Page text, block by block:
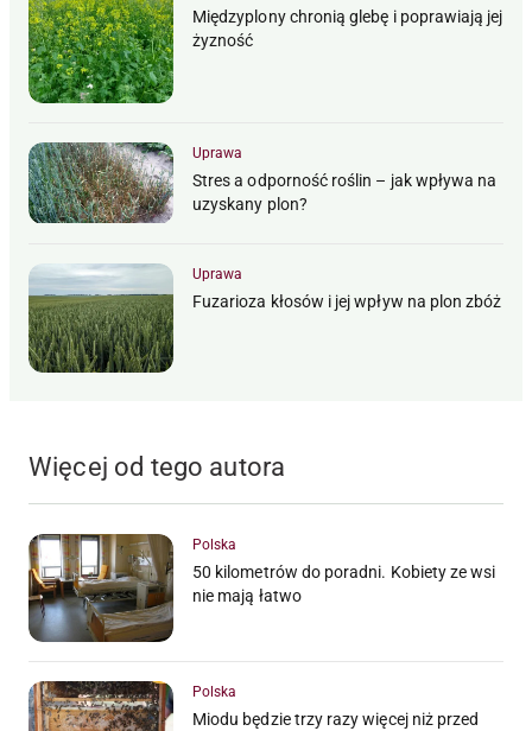
Międzyplony chronią glebę i poprawiają jej
żyzność
Uprawa
Stres a odporność roślin – jak wpływa na
uzyskany plon?
Uprawa
Fuzarioza kłosów i jej wpływ na plon zbóż
Więcej od tego autora
Polska
50 kilometrów do poradni. Kobiety ze wsi
nie mają łatwo
Polska
Miodu będzie trzy razy więcej niż przed